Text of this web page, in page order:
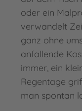
oder ein
verwandelt
ganz ohne
anfallende
immer, ein
Regentage
man spontan